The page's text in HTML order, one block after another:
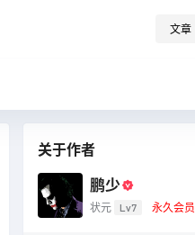
文章
关于作者
鹏少
状元 Lv7 永久会员